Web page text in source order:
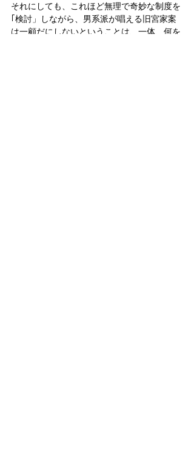
それにしても、これほど無理で奇妙な制度を
｢検討」しながら、男系派が唱える旧宮家案
は一顧だにしないということは、一体、何を